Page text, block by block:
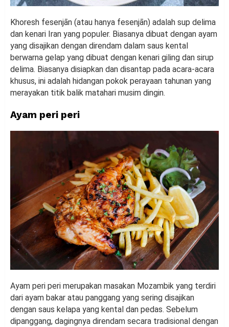
Khoresh fesenjān (atau hanya fesenjān) adalah sup delima
dan kenari Iran yang populer. Biasanya dibuat dengan ayam
yang disajikan dengan direndam dalam saus kental
berwarna gelap yang dibuat dengan kenari giling dan sirup
delima. Biasanya disiapkan dan disantap pada acara-acara
khusus, ini adalah hidangan pokok perayaan tahunan yang
merayakan titik balik matahari musim dingin.
Ayam peri peri
Ayam peri peri merupakan masakan Mozambik yang terdiri
dari ayam bakar atau panggang yang sering disajikan
dengan saus kelapa yang kental dan pedas. Sebelum
dipanggang, dagingnya direndam secara tradisional dengan